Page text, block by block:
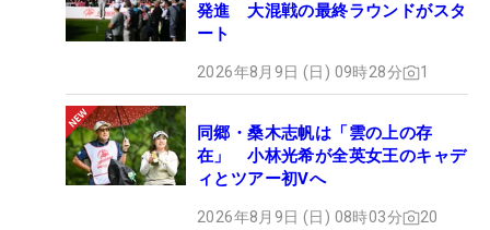
発進 大混戦の最終ラウンドがスタ
ート
2026年8月9日 (日) 09時28分 1
同郷・桑木志帆は「雲の上の存
在」 小林光希が全英女王のキャデ
ィとツアー初Vへ
2026年8月9日 (日) 08時03分 20